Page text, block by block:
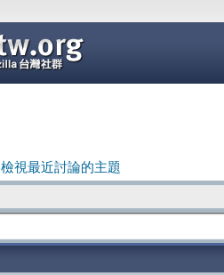
檢視最近討論的主題